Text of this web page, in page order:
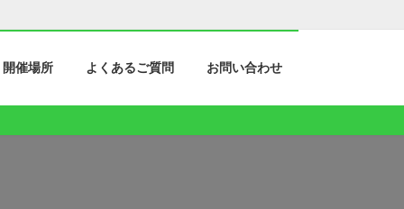
開催場所 よくあるご質問 お問い合わせ